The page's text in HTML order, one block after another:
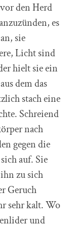
den Herd
es
sie
Licht sind
hielt sie ein
dem das
stach eine
Schreiend
nach
gegen die
auf. Sie
zu sich
Geruch
sehr kalt. Wo
und